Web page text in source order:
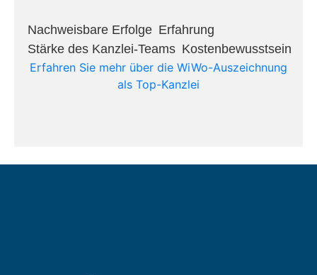
Nachweisbare Erfolge​ Erfahrung​
Stärke des Kanzlei-Teams​ Kostenbewusstsein​
Erfahren Sie mehr über die WiWo-Auszeichnung
als Top-Kanzlei